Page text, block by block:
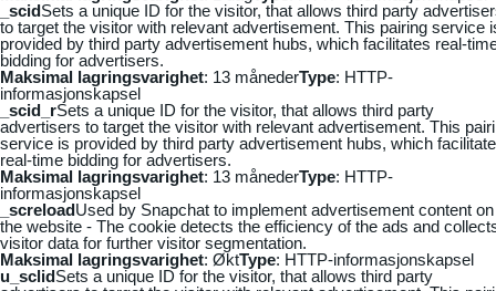
_scidSets a unique ID for the visitor, that allows third party
to target the visitor with relevant advertisement. This pairing service
provided by third party advertisement hubs, which facilitates real-
bidding for advertisers.
Maksimal lagringsvarighet: 13 månederType: HTTP-
informasjonskapsel
_scid_rSets a unique ID for the visitor, that allows third party
advertisers to target the visitor with relevant advertisement. This
service is provided by third party advertisement hubs, which
real-time bidding for advertisers.
Maksimal lagringsvarighet: 13 månederType: HTTP-
informasjonskapsel
_screloadUsed by Snapchat to implement advertisement content on
the website - The cookie detects the efficiency of the ads and
visitor data for further visitor segmentation.
Maksimal lagringsvarighet: ØktType: HTTP-informasjonskapsel
u_sclidSets a unique ID for the visitor, that allows third party